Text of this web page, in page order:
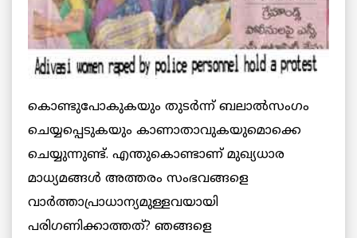
കൊണ്ടുപോകുകയും തുടര്‍ന്ന് ബലാല്‍സംഗം
ചെയ്യപ്പെടുകയും കാണാതാവുകയുമൊക്കെ
ചെയ്യുന്നുണ്ട്. എന്തുകൊണ്ടാണ് മുഖ്യധാര
മാധ്യമങ്ങള്‍ അത്തരം സംഭവങ്ങളെ
വാര്‍ത്താപ്രാധാന്യമുള്ളവയായി
പരിഗണിക്കാത്തത്? ഞങ്ങളെ